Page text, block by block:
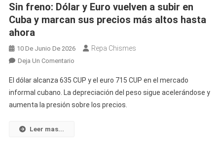
Sin freno: Dólar y Euro vuelven a subir en
Cuba y marcan sus precios más altos hasta
ahora
10 De Junio De 2026 Repa Chismes
Deja Un ComentarioEn
Freno:
Dólar
Y
El dólar alcanza 635 CUP y el euro 715 CUP en el mercado
informal cubano. La depreciación del peso sigue acelerándose y
aumenta la presión sobre los precios.
Leer mas...